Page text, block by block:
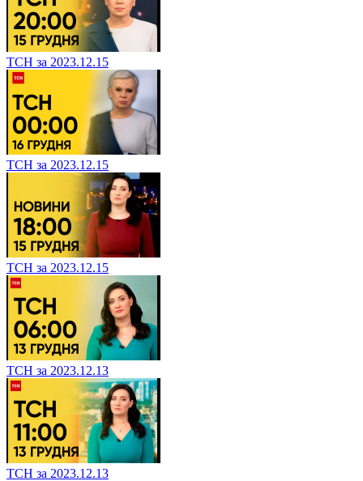
ТСН за 2023.12.15
ТСН за 2023.12.15
ТСН за 2023.12.15
ТСН за 2023.12.13
ТСН за 2023.12.13